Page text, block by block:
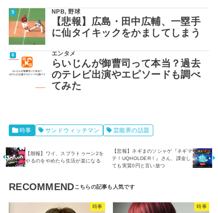
NPB,野球
【悲報】広島・田中広輔、一塁手
に仙タイキックをかましてしまう
エンタメ
らいじんが御曹司って本当？過去
のテレビ出演やエピソードも調べ
てみた
時事 サンドウィッチマン 芸能界の話題
【朗報】ワイ、スプラトゥーン2を
やるのをやめたら生活が楽になる
【悲報】ネギまのソシャゲ『ネギマ
テ！UQHOLDER！』さん、課金し
ても実質0円と言い放つ
RECOMMEND
時事 時事